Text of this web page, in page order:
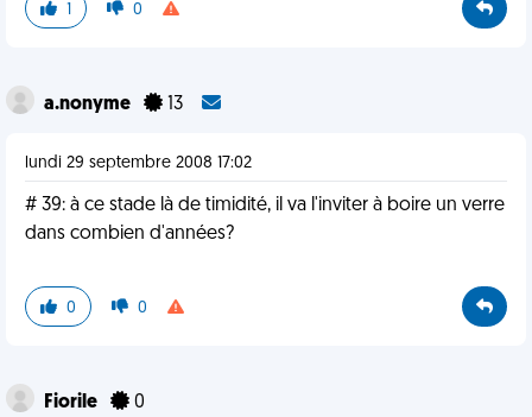
1 0
a.nonyme 13
lundi 29 septembre 2008 17:02
# 39: à ce stade là de timidité, il va l'inviter à boire un verre
dans combien d'années?
0 0
Fiorile 0